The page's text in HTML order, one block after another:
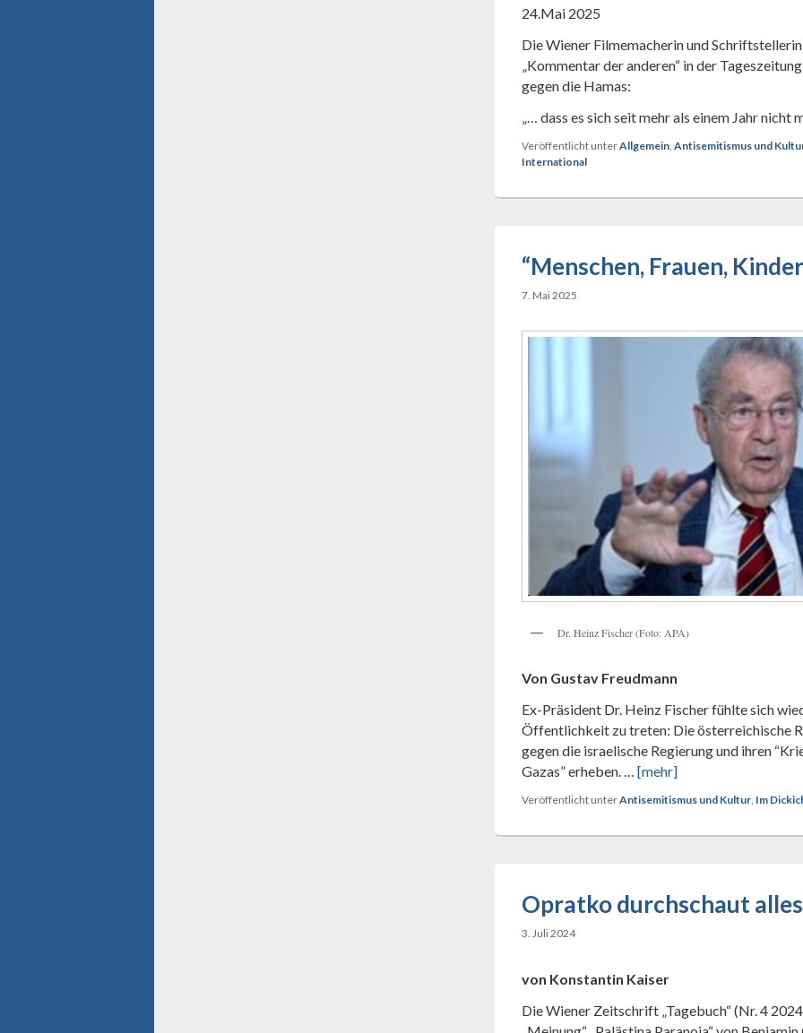
24.Mai 2025
Die Wiener Filmemacherin und
„Kommentar der anderen“ in der
gegen die Hamas:
„… dass es sich seit mehr als einem Jahr nicht
Veröffentlicht unterAllgemein, Antisemitismus und
International
“Menschen, Frauen,
7. Mai 2025
Dr. Heinz Fischer (Foto: APA)
Von Gustav Freudmann
Ex-Präsident Dr. Heinz Fischer fühlte sich
Öffentlichkeit zu treten: Die österreichische
gegen die israelische Regierung und ihren
Gazas” erheben. … [mehr]
Veröffentlicht unterAntisemitismus und Kultur, Im
Opratko durchschaut alles
3. Juli 2024
von Konstantin Kaiser
Die Wiener Zeitschrift „Tagebuch“ (Nr. 4